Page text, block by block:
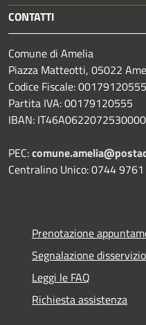
CONTATTI
Comune di Amelia
Piazza Matteotti, 05022
Codice Fiscale: 00179120555
Partita IVA: 00179120555
IBAN:
PEC:
Centralino Unico: 0744 9761
Prenotazione
Segnalazione disservizio
Leggi le FAQ
Richiesta assistenza